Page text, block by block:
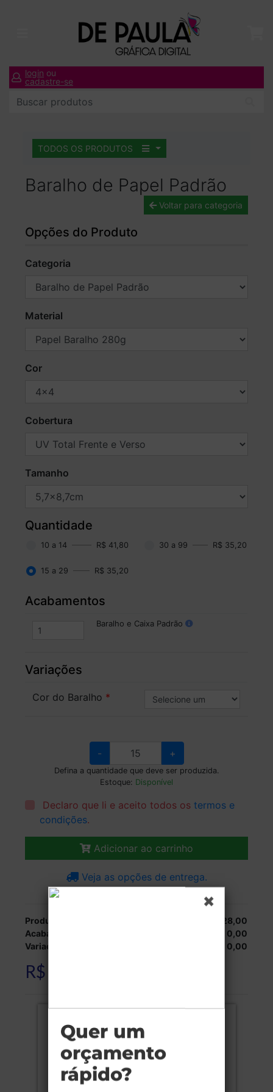
login ou
cadastre-se
TODOS OS PRODUTOS
Baralho de Papel Padrão
Voltar para categoria
Opções do Produto
Categoria
Material
Cor
Cobertura
Tamanho
Quantidade
10 a 14 R$ 41,80 30 a 99 R$ 35,20
15 a 29 R$ 35,20
Acabamentos
Baralho e Caixa Padrão
Variações
Cor do Baralho
- +
Defina a quantidade que deve ser produzida.
Estoque: Disponível
Declaro que li e aceito todos ostermos e
condições.
Adicionar ao carrinho
Veja as opções de entrega.
Produção:
R$ 528,00
Acabamentos:
R$ 0,00
Variações:
R$ 0,00
R$ 528,00